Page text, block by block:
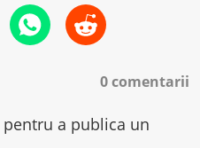
0 comentarii
pentru a publica un